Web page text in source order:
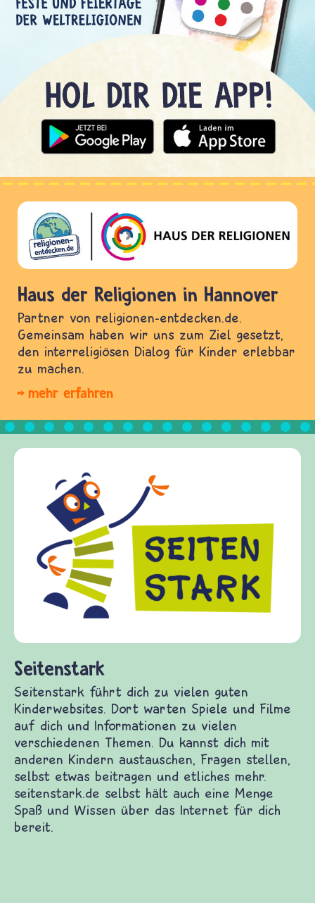
Haus der Religionen in Hannover
Partner von religionen-entdecken.de.
Gemeinsam haben wir uns zum Ziel gesetzt,
den interreligiösen Dialog für Kinder erlebbar
zu machen.
mehr erfahren
Frieden Fragen
frieden-fragen.de ist ein Internet-Angebot für
Kinder, Eltern und ErzieherInnen das zu
Fragen von Krieg und Frieden, Streit und
Gewalt informiert und einen Austausch zu
diesem Themenbereich ermöglicht. frieden-
fragen.de bietet Antworten auf wichtige
und Frieden, Streit und Gewalt.